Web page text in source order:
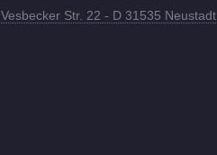
Vesbecker Str. 22 - D 31535 Neustadt